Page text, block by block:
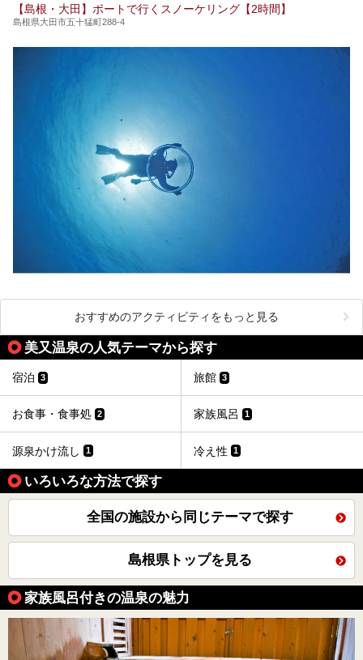
今回はそんな今話題のサウナが楽しめる、島根県内にあるオ
ススメ温泉・銭湯・スパを10件まとめてご紹介します。
【島根・大田】ボートで行くスノーケリング【2時間】
島根県大田市五十猛町288-4
おすすめのアクティビティをもっと見る
美又温泉の人気テーマから探す
宿泊 3 旅館 3
お食事・食事処 2 家族風呂 1
源泉かけ流し 1 冷え性 1
いろいろな方法で探す
全国の施設から同じテーマで探す
島根県トップを見る
家族風呂付きの温泉の魅力